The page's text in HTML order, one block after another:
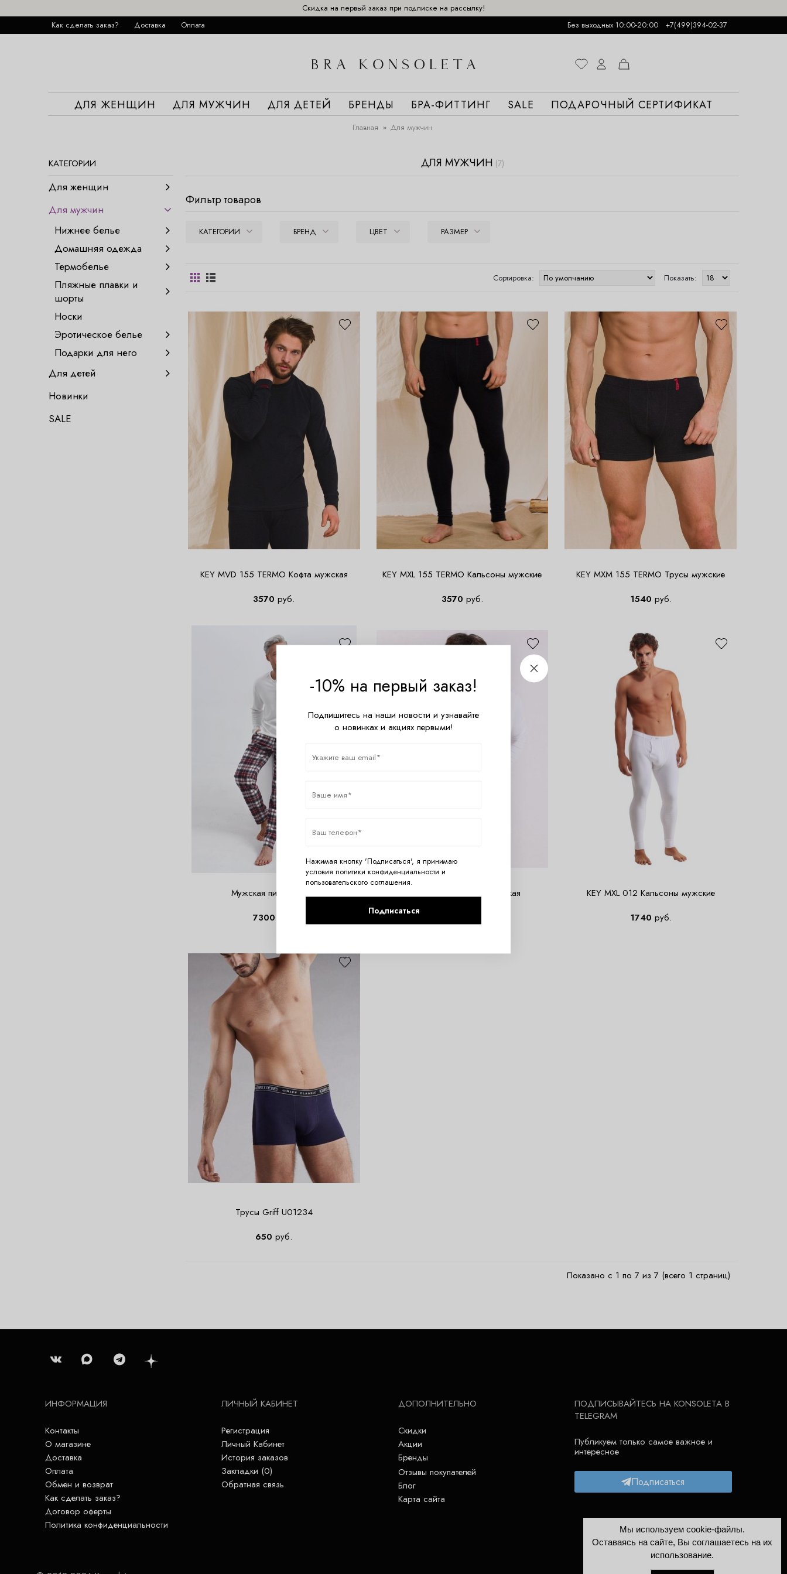
Скидка на первый заказ при подписке на рассылку!
Как сделать заказ?
Доставка Оплата Без выходных 10:00-20:00 +7(499)394-02-37
ДЛЯ ЖЕНЩИН ДЛЯ МУЖЧИН ДЛЯ ДЕТЕЙ БРЕНДЫ БРА-ФИТТИНГ SALE ПОДАРОЧНЫЙ СЕРТИФИКАТ
Главная Для мужчин
КАТЕГОРИИ
Для женщин
Для мужчин
Нижнее белье
Домашняя одежда
Термобелье
Пляжные плавки и
шорты
Носки
Эротическое белье
Подарки для него
Для детей
Новинки
SALE
ДЛЯ МУЖЧИН (7)
Фильтр товаров
КАТЕГОРИИ БРЕНД ЦВЕТ РАЗМЕР
Сортировка: Показать:
KEY MVD 155 TERMO Кофта мужская
3570 руб.
KEY MXL 155 TERMO Кальсоны мужские
3570 руб.
KEY MXM 155 TERMO Трусы мужские
1540 руб.
Мужская пижама Paul
7300
KEY MVD 012 Кофта мужская
KEY MXL 012 Кальсоны мужские
1740 руб.
Трусы Griff U01234
650 руб.
Показано с 1 по 7 из 7 (всего 1 страниц)
ИНФОРМАЦИЯ
Контакты
О магазине
Доставка
Оплата
Обмен и возврат
Как сделать заказ?
Договор оферты
Политика конфиденциальности
ЛИЧНЫЙ КАБИНЕТ
Регистрация
Личный Кабинет
История заказов
Закладки (0)
Обратная связь
ДОПОЛНИТЕЛЬНО
Скидки
Акции
Бренды
Отзывы покупателей
Блог
Карта сайта
ПОДПИСЫВАЙТЕСЬ НА KONSOLETA В
TELEGRAM
Публикуем только самое важное и
интересное
Подписаться
-10% на первый заказ!
Подпишитесь на наши новости и узнавайте
о новинках и акциях первыми!
Нажимая кнопку 'Подписаться', я принимаю
условия политики конфиденциальности и
пользовательского соглашения.
Подписаться
Мы используем cookie-файлы.
Оставаясь на сайте, Вы соглашаетесь на их
использование.